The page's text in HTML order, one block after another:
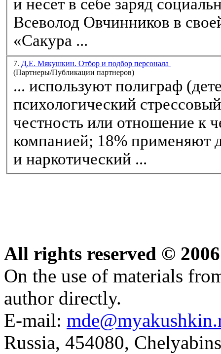
и несет в себе заряд
Всеволод Овчинников в
«Сакура ...
7. Д.Е. Мякушкин. Отбор и подбор персонала
(Партнеры/Публикации партнеров)
... используют полиграф
психологический
честность или отношение к
компанией; 18% применяют для кандидатов алкогольный
и наркотиче­ский ...
All rights reserved ©
On the use of materials
author directly.
E-mail:
Russia, 454080,